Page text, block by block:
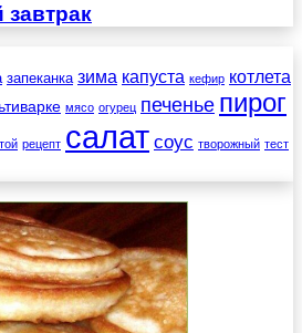
запеканка зима капуста кефир котлета
мясо огурец печенье пирог
рецепт салат соус творожный тест